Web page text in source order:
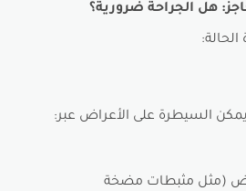
هل الجراحة ضرورية؟
السيطرة على الأعراض عبر:
(مثل مثبطات مضخة